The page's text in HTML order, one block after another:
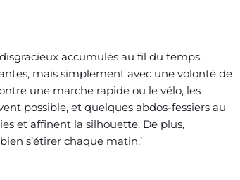
accumulés au fil du temps.
mais simplement avec une volonté de
une marche rapide ou le vélo, les
possible, et quelques abdos-fessiers au
et affinent la silhouette. De plus,
s’étirer chaque matin.’